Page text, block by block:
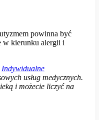
powinna być
w kierunku alergii i
Indywidualne
usług medycznych.
i możecie liczyć na